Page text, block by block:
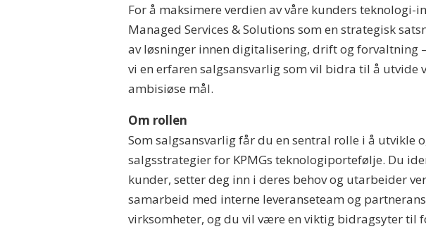
For å maksimere verdien av våre kunders teknologi-
Managed Services & Solutions som en strategisk
av løsninger innen digitalisering, drift og forvaltning
vi en erfaren salgsansvarlig som vil bidra til å utvide
ambisiøse mål.
Om rollen
Som salgsansvarlig får du en sentral rolle i å utvikle
salgsstrategier for KPMGs teknologiportefølje. Du
kunder, setter deg inn i deres behov og utarbeider
samarbeid med interne leveranseteam og
virksomheter, og du vil være en viktig bidragsyter til